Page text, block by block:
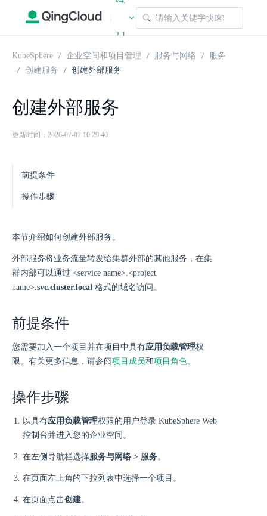
|
2.1
KubeSphere 企业空间和项目管理 服务与网络
服务
创建服务
创建外部服务
创建外部服务
更新时间：2026-07-07 10:29:40
前提条件
操作步骤
本节介绍如何创建外部服务。
外部服务将业务流量转发给集群外部的其他服务，在集
群内部可以通过 <service name>.<project
name>.svc.cluster.local 格式的域名访问。
前提条件
您需要加入一个项目并在项目中具有应用负载管理权
限。有关更多信息，请参阅项目成员和项目角色。
操作步骤
以具有应用负载管理权限的用户登录 KubeSphere Web
控制台并进入您的企业空间。
在左侧导航栏选择服务与网络 > 服务。
在页面左上角的下拉列表中选择一个项目。
在页面点击创建。